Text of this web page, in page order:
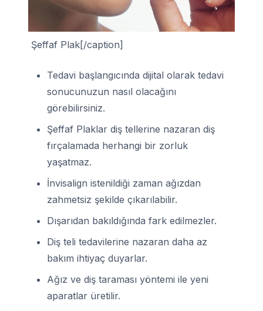
Şeffaf Plak[/caption]
Tedavi başlangıcında dijital olarak tedavi
sonucunuzun nasıl olacağını
görebilirsiniz.
Şeffaf Plaklar diş tellerine nazaran diş
fırçalamada herhangi bir zorluk
yaşatmaz.
İnvisalign istenildiği zaman ağızdan
zahmetsiz şekilde çıkarılabilir.
Dışarıdan bakıldığında fark edilmezler.
Diş teli tedavilerine nazaran daha az
bakım ihtiyaç duyarlar.
Ağız ve diş taraması yöntemi ile yeni
aparatlar üretilir.